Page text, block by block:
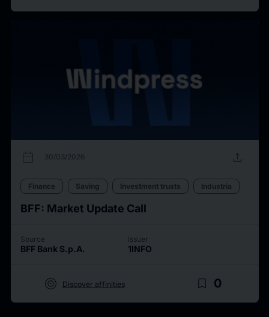
calendar_today 30/03/2026 upload
Finance Saving Investment trusts Industria
BFF: Market Update Call
Source
BFF Bank S.p.A.
Issuer
1INFO
target Discover affinities bookmark_border 0